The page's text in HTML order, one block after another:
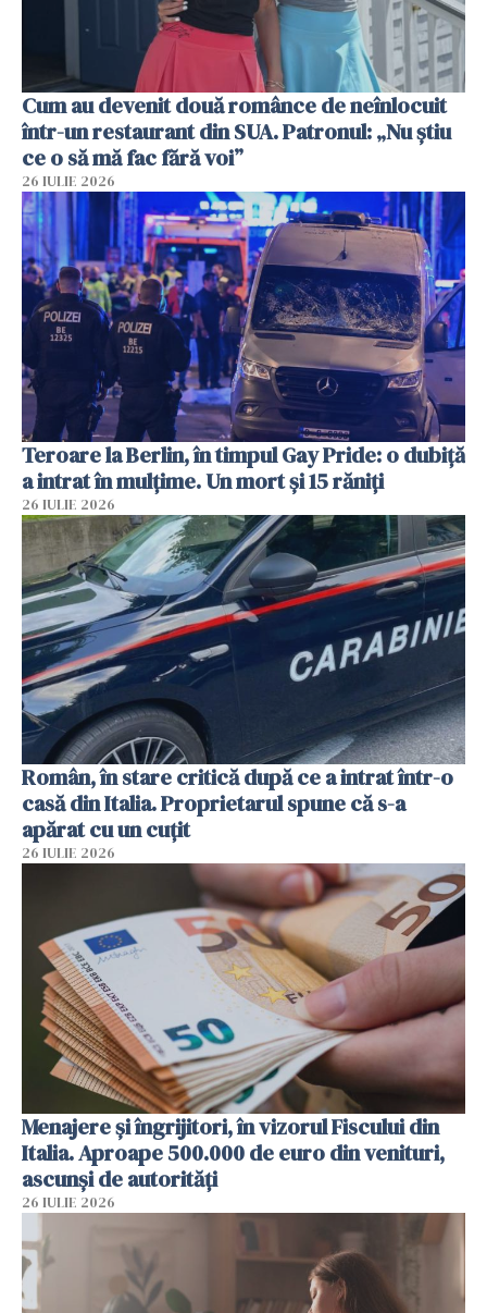
Cum au devenit două românce de neînlocuit
într-un restaurant din SUA. Patronul: „Nu știu
ce o să mă fac fără voi”
26 IULIE 2026
Teroare la Berlin, în timpul Gay Pride: o dubiță
a intrat în mulțime. Un mort și 15 răniți
26 IULIE 2026
Român, în stare critică după ce a intrat într-o
casă din Italia. Proprietarul spune că s-a
apărat cu un cuțit
26 IULIE 2026
Menajere și îngrijitori, în vizorul Fiscului din
Italia. Aproape 500.000 de euro din venituri,
ascunși de autorități
26 IULIE 2026